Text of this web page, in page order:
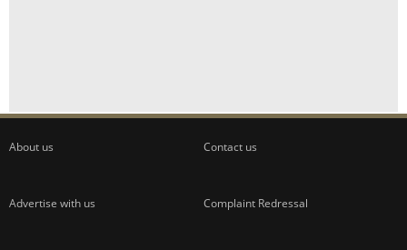
About us Contact us
Advertise with us Complaint Redressal